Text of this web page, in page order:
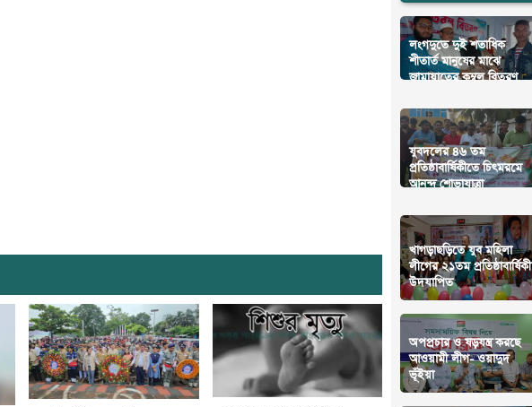
লংগদুতে দুই শতাধিক
শীতার্ত মানুষের মাঝে
জামায়াতের কম্বল বিতরণ
যুবদলের ৪৬ তম
প্রতিষ্ঠাবার্ষিকীতে চিৎমরমে
আনন্দ শোভাযাত্রা
খাগড়াছড়িতে যুব মহিলা
লীগের ২১তম প্রতিষ্ঠাবার্ষিকী
উদযাপিত
অপপ্রচার ও ষড়যন্ত্র করছে
আওয়ামী লীগ- ওয়াদুদ
ভূঁইয়া